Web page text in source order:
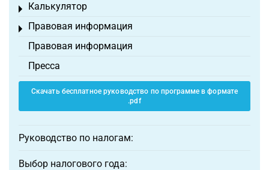
Калькулятор
Toggle menu
Правовая информация
Toggle menu
Правовая информация
Пресса
Скачать бесплатное руководство по программе в формате
.pdf
Руководство по налогам:
Выбор налогового года: